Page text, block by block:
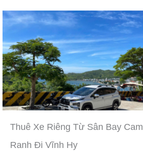
Thuê Xe Riêng Từ Sân Bay Cam
Ranh Đi Vĩnh Hy